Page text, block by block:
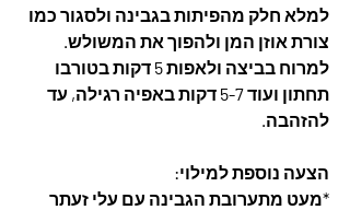
למלא חלק מהפיתות בגבינה ולסגור כמו
צורת אוזן המן ולהפוך את המשולש.
למרוח בביצה ולאפות 5 דקות בטורבו
תחתון ועוד 5-7 דקות באפיה רגילה, עד
להזהבה.
הצעה נוספת למילוי:
*מעט מתערובת הגבינה עם עלי זעתר